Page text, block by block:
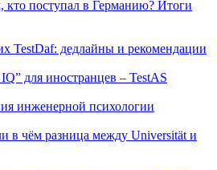
кто поступал в Германию? Итоги
TestDaf: дедлайны и рекомендации
для иностранцев – TestAS
инженерной психологии
в чём разница между Universität и